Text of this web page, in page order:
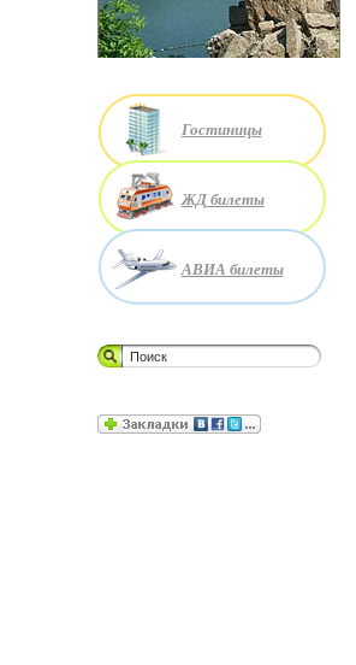
Гостиницы
ЖД билеты
АВИА билеты